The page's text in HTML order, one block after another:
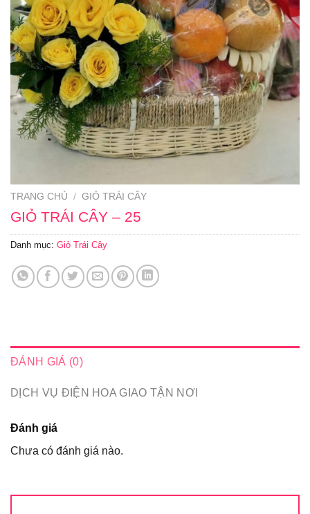
TRANG CHỦ / GIỎ TRÁI CÂY
GIỎ TRÁI CÂY – 25
Danh mục: Giỏ Trái Cây
ĐÁNH GIÁ (0)
DỊCH VỤ ĐIỆN HOA GIAO TẬN NƠI
Đánh giá
Chưa có đánh giá nào.